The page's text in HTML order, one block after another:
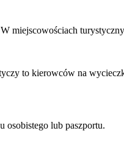
miejscowościach
to kierowców na
osobistego lub paszportu.